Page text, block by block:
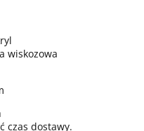
wiskozowa
czas dostawy.